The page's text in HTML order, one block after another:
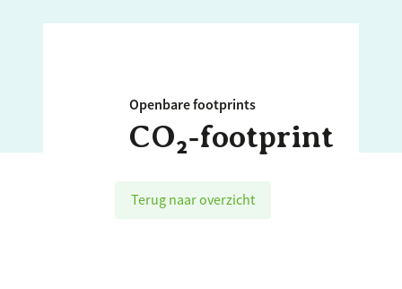
Openbare footprints
CO₂‑footprint
Terug naar overzicht